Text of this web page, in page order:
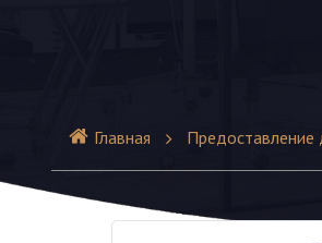
Главная Предоставление